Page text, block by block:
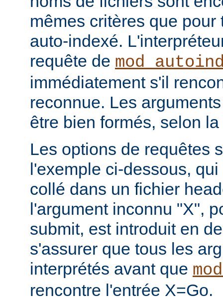
mêmes critères que pour
auto-indexé.
requête de
immédiatement s'il
reconnue. Les
être bien formés, selon
Les options de requêtes
l'exemple ci-dessous,
collé dans un fichier
l'argument inconnu "X",
submit, est introduit en
s'assurer que tous les
interprétés avant que
rencontre l'entrée X=Go.